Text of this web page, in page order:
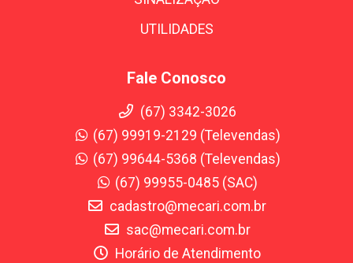
UTILIDADES
Fale Conosco
(67) 3342-3026
(67) 99919-2129 (Televendas)
(67) 99644-5368 (Televendas)
(67) 99955-0485 (SAC)
cadastro@mecari.com.br
sac@mecari.com.br
Horário de Atendimento